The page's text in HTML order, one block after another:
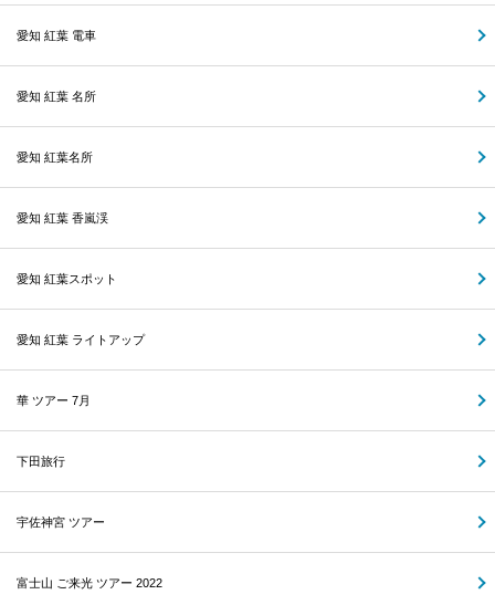
愛知 紅葉 電車
愛知 紅葉 名所
愛知 紅葉名所
愛知 紅葉 香嵐渓
愛知 紅葉スポット
愛知 紅葉 ライトアップ
華 ツアー 7月
下田旅行
宇佐神宮 ツアー
富士山 ご来光 ツアー 2022